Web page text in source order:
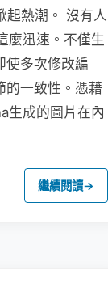
起熱潮。 沒有人
麼迅速。不僅生
使多次修改編
的一致性。憑藉
生成的圖片在內
繼續閱讀→